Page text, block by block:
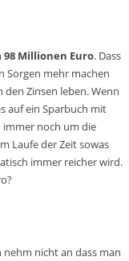
98 Millionen Euro. Dass
Sorgen mehr machen
Zinsen leben. Wenn
auf ein Sparbuch mit
immer noch um die
Laufe der Zeit sowas
immer reicher wird.
nicht an dass man